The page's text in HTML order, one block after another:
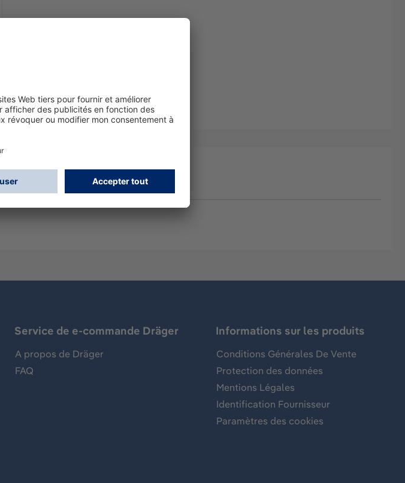
Service de e-commande Dräger
A propos de Dräger
FAQ
Informations sur les produits
Conditions Générales De Vente
Protection des données
Mentions Légales
Identification Fournisseur
Paramètres des cookies